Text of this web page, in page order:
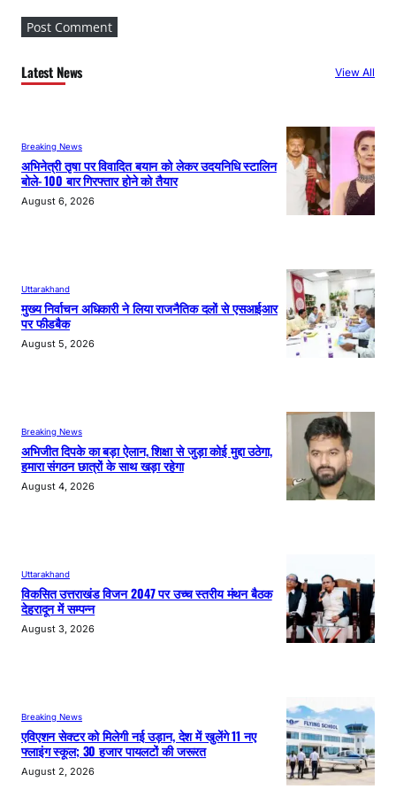
Latest News View All
Breaking News
अभिनेत्री तृषा पर विवादित बयान को लेकर उदयनिधि स्टालिन
बोले- 100 बार गिरफ्तार होने को तैयार
August 6, 2026
Uttarakhand
मुख्य निर्वाचन अधिकारी ने लिया राजनैतिक दलों से एसआईआर
पर फीडबैक
August 5, 2026
Breaking News
अभिजीत दिपके का बड़ा ऐलान, शिक्षा से जुड़ा कोई मुद्दा उठेगा,
हमारा संगठन छात्रों के साथ खड़ा रहेगा
August 4, 2026
Uttarakhand
विकसित उत्तराखंड विजन 2047 पर उच्च स्तरीय मंथन बैठक
देहरादून में सम्पन्न
August 3, 2026
Breaking News
एविएशन सेक्टर को मिलेगी नई उड़ान, देश में खुलेंगे 11 नए
फ्लाइंग स्कूल; 30 हजार पायलटों की जरूरत
August 2, 2026